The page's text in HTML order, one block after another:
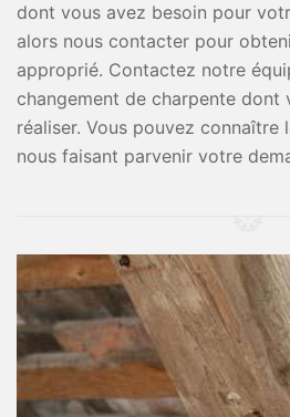
dont vous avez besoin pour
alors nous contacter pour
approprié. Contactez notre
changement de charpente dont
réaliser. Vous pouvez connaître
nous faisant parvenir votre